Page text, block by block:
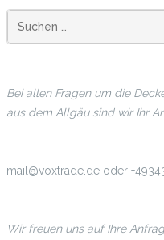
Bei allen Fragen um die
aus dem Allgäu sind wir Ihr
mail@voxtrade.de oder
Wir freuen uns auf Ihre